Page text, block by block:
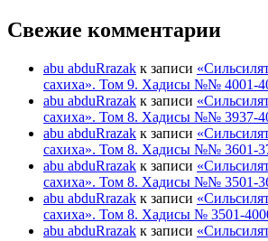
Свежие комментарии
abu abduRrazak к записи
сахиха». Том 9. Хадисы №№ 4001-
abu abduRrazak к записи
сахиха». Том 8. Хадисы №№ 3937-
abu abduRrazak к записи
сахиха». Том 8. Хадисы №№ 3601-
abu abduRrazak к записи
сахиха». Том 8. Хадисы №№ 3501-
abu abduRrazak к записи
сахиха». Том 8. Хадисы № 3501-
abu abduRrazak к записи